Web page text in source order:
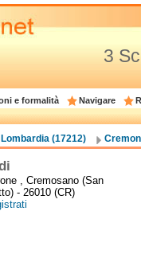
3
e formalità Navigare
Lombardia (17212)
, Cremosano (San
- 26010 (CR)